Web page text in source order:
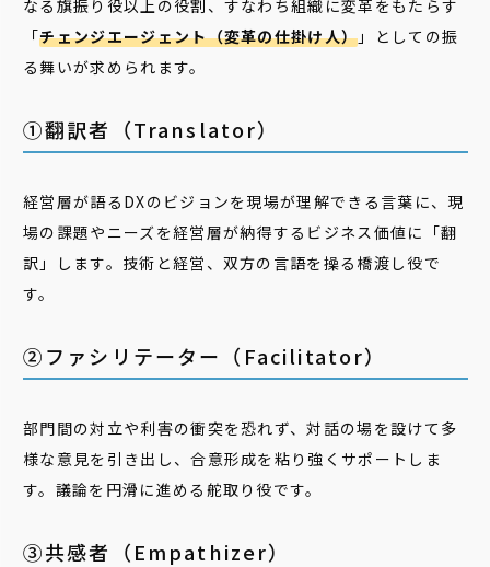
なる旗振り役以上の役割、すなわち組織に変革をもたらす
「チェンジエージェント（変革の仕掛け人） 」としての振
る舞いが求められます。
①翻訳者（Translator）
経営層が語るDXのビジョンを現場が理解できる言葉に、現
場の課題やニーズを経営層が納得するビジネス価値に「翻
訳」します。技術と経営、双方の言語を操る橋渡し役で
す。
②ファシリテーター（Facilitator）
部門間の対立や利害の衝突を恐れず、対話の場を設けて多
様な意見を引き出し、合意形成を粘り強くサポートしま
す。議論を円滑に進める舵取り役です。
③共感者（Empathizer）